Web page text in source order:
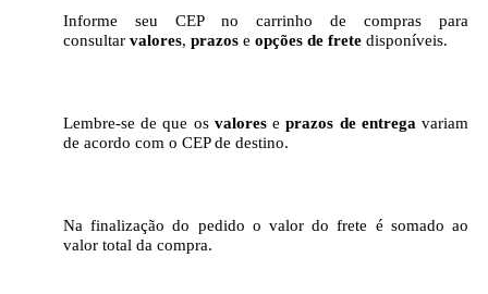
Informe seu CEP no carrinho de compras para
consultar valores, prazos e opções de frete disponíveis.
Lembre-se de que osvaloreseprazos de entrega variam
de acordo com o CEP de destino.
Na finalização do pedido o valor do frete é somado ao
valor total da compra.